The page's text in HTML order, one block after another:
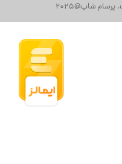
شاپ@2025